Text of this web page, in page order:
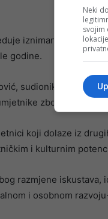
izniman potencijal
godine.
sudionik
zbog
koji dolaze iz
i kulturnim
razmjene
i osobnom
Neki
svojim